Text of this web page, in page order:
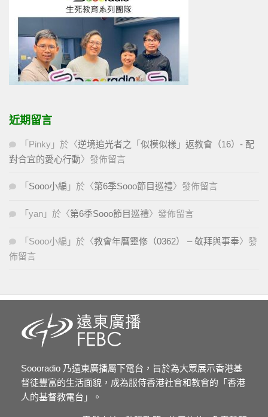
近期留言
「 Pinky 」於〈逆境追光者之「似模似樣」返教會（16）- 配
對合宜的愛心行動〉發佈留言
「 Sooo小編 」於〈第6季Sooo節目巡禮〉發佈留言
「 yan 」於〈第6季Sooo節目巡禮〉發佈留言
「 Sooo小編 」於〈教會年曆靈修（0362） – 敬拜與事奉〉發
佈留言
Soooradio 乃遠東廣播屬下電台，旨於為大眾展示香港基
督徒豐富的生活面貌，成為服侍香港社會和教會的「香港
人的基督教電台」。